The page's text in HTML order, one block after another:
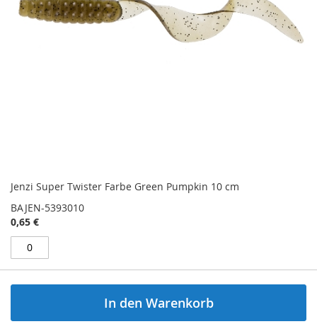
Jenzi Super Twister Farbe Green Pumpkin 10 cm
BAJEN-5393010
0,65 €
In den Warenkorb